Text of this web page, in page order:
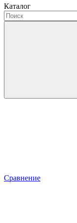
Каталог
Сравнение